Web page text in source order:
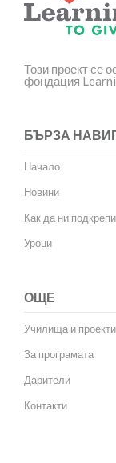
Този проект се
фондация
БЪРЗА
Начало
Новини
Как да ни
Уроци
ОЩЕ
Училища и проекти
За програмата
Дарители
Контакти